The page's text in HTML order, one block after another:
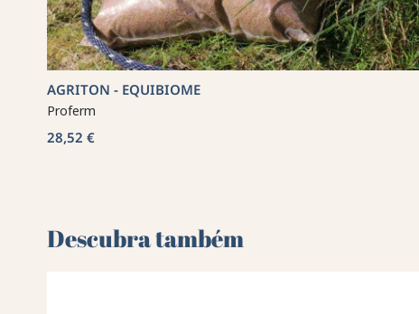
AGRITON - EQUIBIOME
Proferm
28,52 €
Descubra também 🌻